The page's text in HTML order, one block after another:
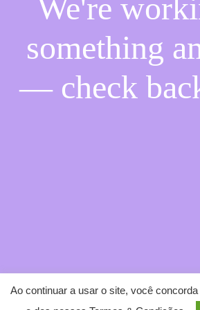
We're
something
— check
Ao continuar a usar o site, você